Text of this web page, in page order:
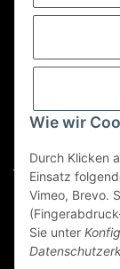
Wie wir
Durch Klicken
Einsatz
Vimeo, Brevo.
Sie unter
Kategorien
Für Custom
custom@htr-
jersey@htr-
Für
Für